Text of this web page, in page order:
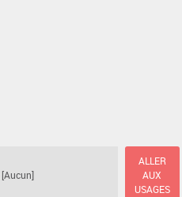
[Aucun]
ALLER
AUX
USAGES